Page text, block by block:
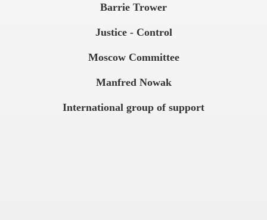
Barrie Trower
Justice - Control
Moscow Committee
Manfred Nowak
International group of support